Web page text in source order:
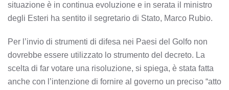
situazione è in continua evoluzione e in serata il ministro
degli Esteri ha sentito il segretario di Stato, Marco Rubio.
Per l’invio di strumenti di difesa nei Paesi del Golfo non
dovrebbe essere utilizzato lo strumento del decreto. La
scelta di far votare una risoluzione, si spiega, è stata fatta
anche con l’intenzione di fornire al governo un preciso “atto